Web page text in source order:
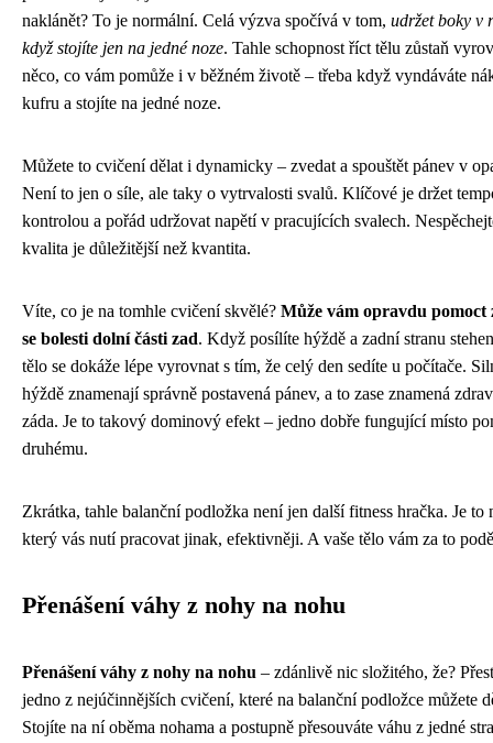
naklánět? To je normální. Celá výzva spočívá v tom, udržet boky v
když stojíte jen na jedné noze. Tahle schopnost říct tělu zůstaň
něco, co vám pomůže i v běžném životě – třeba když vyndáváte
kufru a stojíte na jedné noze.
Můžete to cvičení dělat i dynamicky – zvedat a spouštět pánev v
Není to jen o síle, ale taky o vytrvalosti svalů. Klíčové je držet
kontrolou a pořád udržovat napětí v pracujících svalech.
kvalita je důležitější než kvantita.
Víte, co je na tomhle cvičení skvělé? Může vám opravdu pomoct
se bolesti dolní části zad. Když posílíte hýždě a zadní stranu
tělo se dokáže lépe vyrovnat s tím, že celý den sedíte u počítače.
hýždě znamenají správně postavená pánev, a to zase znamená
záda. Je to takový dominový efekt – jedno dobře fungující místo
druhému.
Zkrátka, tahle balanční podložka není jen další fitness hračka. Je to
který vás nutí pracovat jinak, efektivněji. A vaše tělo vám za to
Přenášení váhy z nohy na nohu
Přenášení váhy z nohy na nohu – zdánlivě nic složitého, že?
jedno z nejúčinnějších cvičení, které na balanční podložce můžete
Stojíte na ní oběma nohama a postupně přesouváte váhu z jedné